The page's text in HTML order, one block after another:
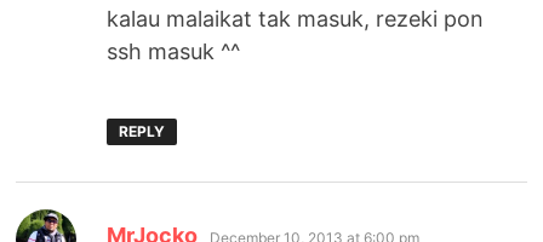
kalau malaikat tak masuk, rezeki pon
ssh masuk ^^
REPLY
MrJocko says:
December 10, 2013 at 6:00 pm